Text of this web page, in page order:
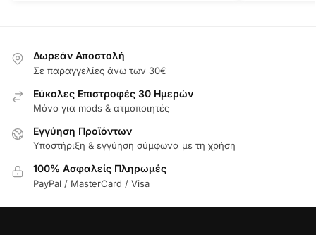
Δωρεάν Αποστολή
Σε παραγγελίες άνω των 30€
Εύκολες Επιστροφές 30 Ημερών
Μόνο για mods & ατμοποιητές
Εγγύηση Προϊόντων
Υποστήριξη & εγγύηση σύμφωνα με τη χρήση
100% Ασφαλείς Πληρωμές
PayPal / MasterCard / Visa